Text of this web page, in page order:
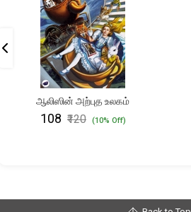
ஆலிஸின் அற்புத உலகம்
₹108 ₹120 (10% Off)